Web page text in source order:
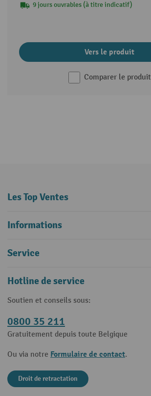
9 jours ouvrables (à titre indicatif)
Vers le produit
Comparer le produit
Les Top Ventes
Informations
Service
Hotline de service
Soutien et conseils sous:
0800 35 211
Gratuitement depuis toute Belgique
Ou via notre Formulaire de contact.
Droit de retractation